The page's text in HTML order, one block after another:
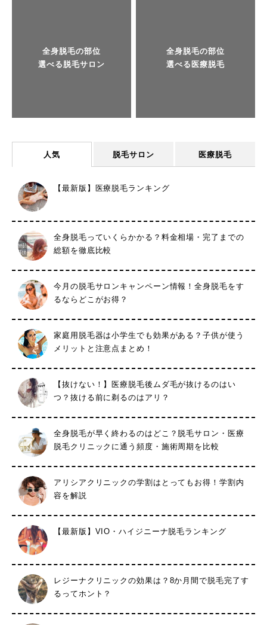
全身脱毛の部位
選べる脱毛サロン
全身脱毛の部位
選べる医療脱毛
人気 脱毛サロン 医療脱毛
【最新版】医療脱毛ランキング
全身脱毛っていくらかかる？料金相場・完了までの
総額を徹底比較
今月の脱毛サロンキャンペーン情報！全身脱毛をす
るならどこがお得？
家庭用脱毛器は小学生でも効果がある？子供が使う
メリットと注意点まとめ！
【抜けない！】医療脱毛後ムダ毛が抜けるのはい
つ？抜ける前に剃るのはアリ？
全身脱毛が早く終わるのはどこ？脱毛サロン・医療
脱毛クリニックに通う頻度・施術周期を比較
アリシアクリニックの学割はとってもお得！学割内
容を解説
【最新版】VIO・ハイジニーナ脱毛ランキング
レジーナクリニックの効果は？8か月間で脱毛完了す
るってホント？